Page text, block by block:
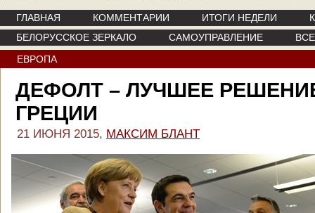
ГЛАВНАЯ КОММЕНТАРИИ ИТОГИ НЕДЕЛИ
БЕЛОРУССКОЕ ЗЕРКАЛО
САМОУПРАВЛЕНИЕ
ЕВРОПА
ДЕФОЛТ – ЛУЧШЕЕ
ГРЕЦИИ
21 ИЮНЯ 2015, МАКСИМ БЛАНТ